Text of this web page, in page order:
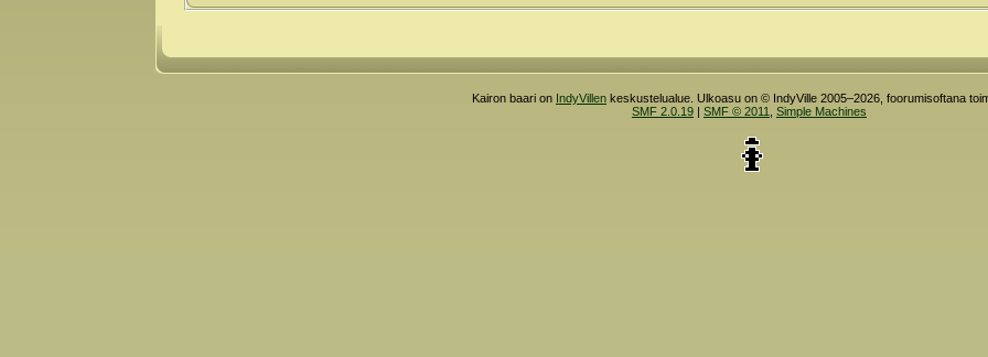
Kairon baari on IndyVillenkeskustelualue. Ulkoasu on © IndyVille 2005–2026, foorumisoftana
SMF 2.0.19| SMF © 2011 Simple Machines